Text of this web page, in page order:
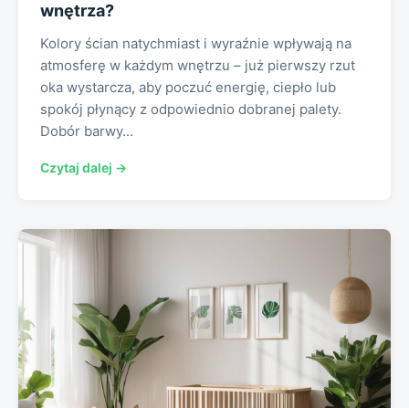
wnętrza?
Kolory ścian natychmiast i wyraźnie wpływają na
atmosferę w każdym wnętrzu – już pierwszy rzut
oka wystarcza, aby poczuć energię, ciepło lub
spokój płynący z odpowiednio dobranej palety.
Dobór barwy...
Czytaj dalej →